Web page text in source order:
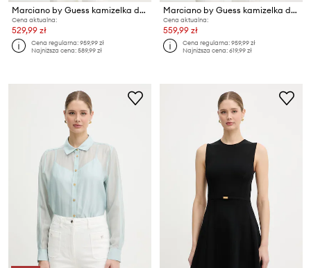
Marciano by Guess kamizelka damska z wiskozy GRETHA
Cena aktualna:
529,99 zł
Cena regularna:959,99 zł
Najniższa cena:589,99 zł
Marciano by Guess kamizelka damska z wiskozą GRETHA
Cena aktualna:
559,99 zł
Cena regularna:959,99 zł
Najniższa cena:619,99 zł